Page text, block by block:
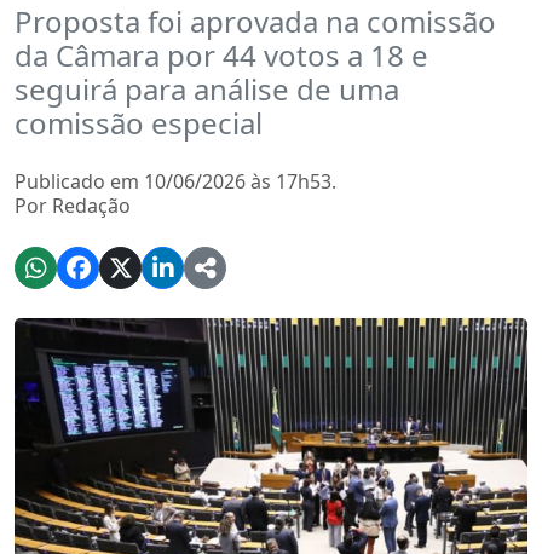
Proposta foi aprovada na comissão
da Câmara por 44 votos a 18 e
seguirá para análise de uma
comissão especial
Publicado em 10/06/2026 às 17h53.
Por Redação